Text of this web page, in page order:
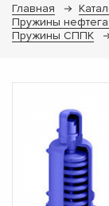
Главная
Пружины
Пружины СППК